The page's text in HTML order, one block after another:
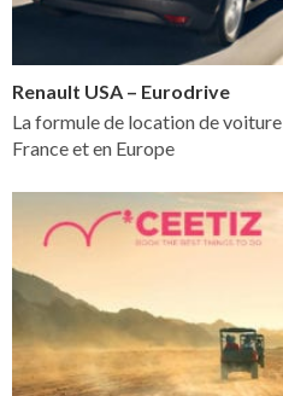
Renault USA – Eurodrive
La formule de location de
France et en Europe